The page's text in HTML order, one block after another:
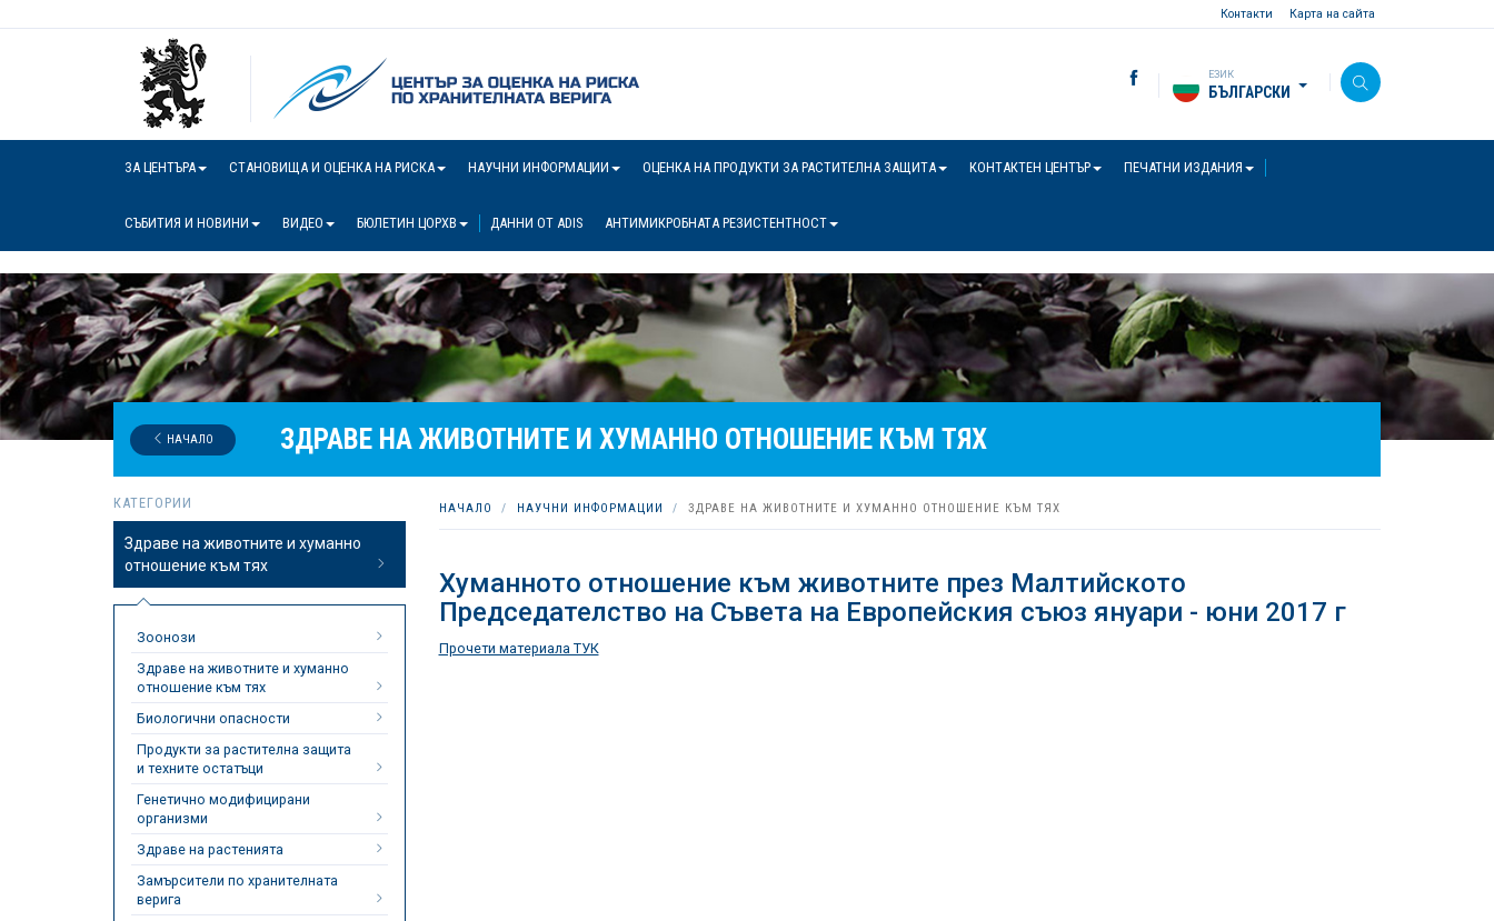
Контакти Карта на сайта
ЕЗИК
БЪЛГАРСКИ
ЗА ЦЕНТЪРА СТАНОВИЩА И ОЦЕНКА НА РИСКА НАУЧНИ ИНФОРМАЦИИ ОЦЕНКА НА ПРОДУКТИ ЗА РАСТИТЕЛНА ЗАЩИТА КОНТАКТЕН ЦЕНТЪР ПЕЧАТНИ ИЗДАНИЯ
СЪБИТИЯ И НОВИНИ ВИДЕО БЮЛЕТИН ЦОРХВ ДАННИ ОТ ADIS АНТИМИКРОБНАТА РЕЗИСТЕНТНОСТ
ЗДРАВЕ НА ЖИВОТНИТЕ И ХУМАННО ОТНОШЕНИЕ КЪМ ТЯХ
НАЧАЛО
КАТЕГОРИИ
Здраве на животните и хуманно
отношение към тях
Зоонози
Здраве на животните и хуманно
отношение към тях
Биологични опасности
Продукти за растителна защита
и техните остатъци
Генетично модифицирани
организми
Здраве на растенията
Замърсители по хранителната
верига
НАЧАЛО НАУЧНИ ИНФОРМАЦИИ ЗДРАВЕ НА ЖИВОТНИТЕ И ХУМАННО ОТНОШЕНИЕ КЪМ ТЯХ
Хуманното отношение към животните през Малтийското
Председателство на Съвета на Европейския съюз януари - юни 2017 г
Прочети материала ТУК